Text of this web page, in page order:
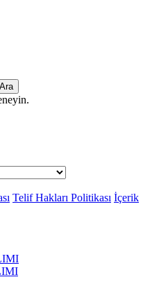
Ara
Telif Hakları Politikası İçerik